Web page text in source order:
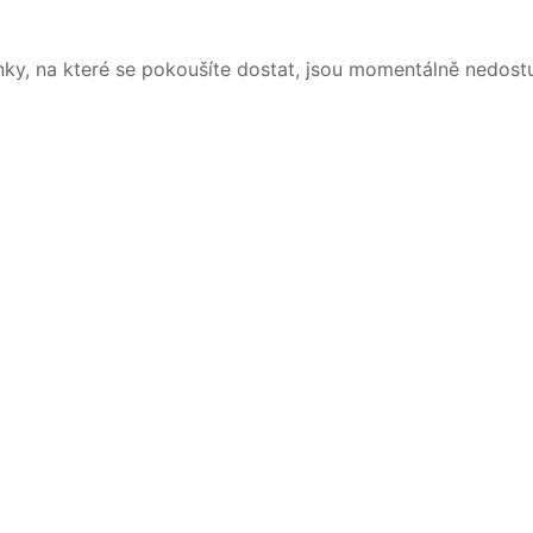
na které se pokoušíte dostat, jsou momentálně